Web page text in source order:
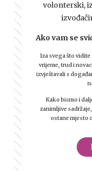
volonterski,
Ako vam se
Iza svega što
vrijeme, trud i
izvještavali s
Kako bismo i
zanimljive
ostane mjesto